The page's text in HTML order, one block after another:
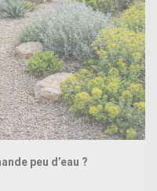
peu d’eau ?